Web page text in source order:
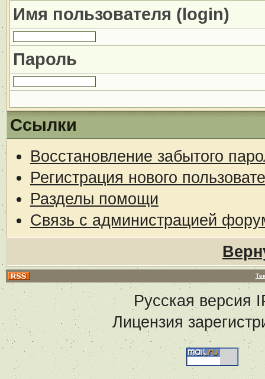
Имя пользователя (login)
Пароль
Ссылки
Восстановление забытого
Регистрация нового
Разделы помощи
Связь с администрацией
Русская версия
Лицензия